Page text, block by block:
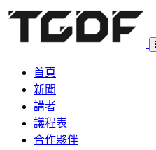
首頁
新聞
講者
議程表
合作夥伴